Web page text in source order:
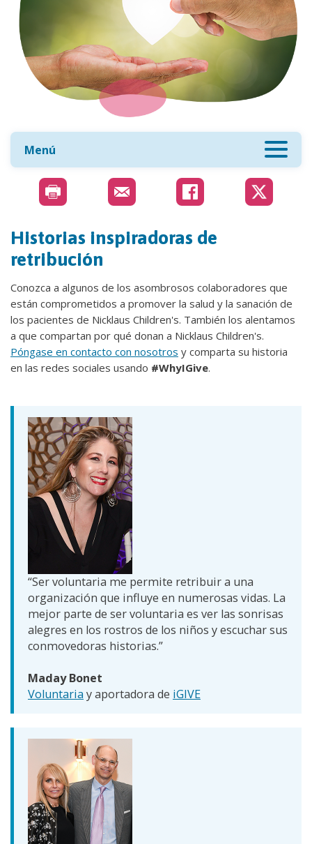
Menú
Historias inspiradoras de
retribución
Conozca a algunos de los asombrosos colaboradores que
están comprometidos a promover la salud y la sanación de
los pacientes de Nicklaus Children's. También los alentamos
a que compartan por qué donan a Nicklaus Children's.
Póngase en contacto con nosotros y comparta su historia
en las redes sociales usando #WhyIGive.
“Ser voluntaria me permite retribuir a una
organización que influye en numerosas vidas. La
mejor parte de ser voluntaria es ver las sonrisas
alegres en los rostros de los niños y escuchar sus
conmovedoras historias.”
Maday Bonet
Voluntaria y aportadora de iGIVE